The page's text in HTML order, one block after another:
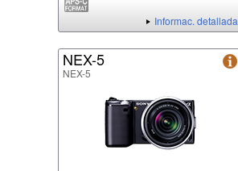
Informac. detallada
NEX-5
NEX-5